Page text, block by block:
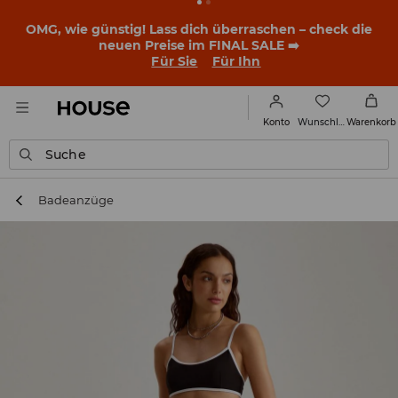
OMG, wie günstig! Lass dich überraschen – check die
neuen Preise im FINAL SALE ➡️
Für Sie
Für Ihn
Konto Warenkorb
Suche
Badeanzüge